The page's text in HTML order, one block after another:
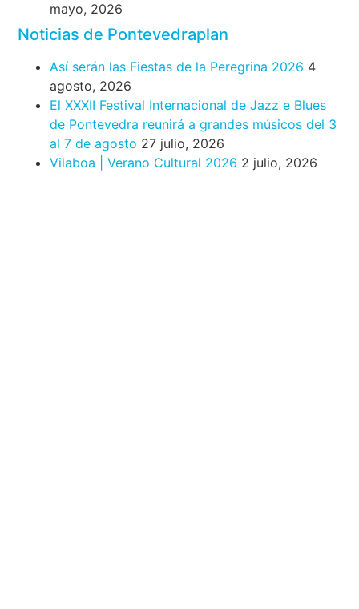
mayo, 2026
Noticias de Pontevedraplan
Así serán las Fiestas de la Peregrina 2026 4
agosto, 2026
El XXXII Festival Internacional de Jazz e Blues
de Pontevedra reunirá a grandes músicos del 3
al 7 de agosto 27 julio, 2026
Vilaboa | Verano Cultural 2026 2 julio, 2026